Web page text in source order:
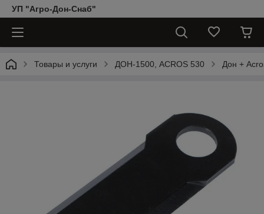
УП "Агро-Дон-Снаб"
Товары и услуги ДОН-1500, АCROS 530 Дон +